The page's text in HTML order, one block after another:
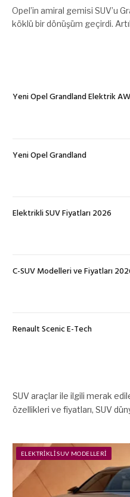
Opel’in amiral gemisi SUV’u
köklü bir dönüşüm geçirdi.
Yeni Opel Grandland Elektrik
Yeni Opel Grandland
Elektrikli SUV Fiyatları 2026
C-SUV Modelleri ve Fiyatları
Renault Scenic E-Tech
SUV araçlar ile ilgili merak
özellikleri ve fiyatları, SUV
ELEKTRIKLI SUV MODELLERI